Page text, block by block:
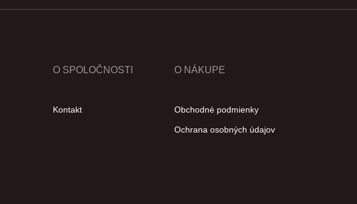
O SPOLOČNOSTI
Kontakt
O NÁKUPE
Obchodné podmienky
Ochrana osobných údajov